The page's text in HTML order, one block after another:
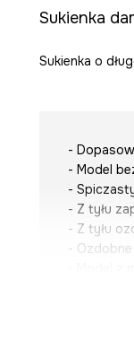
Sukienka
Sukienka o
-
- Model
-
- Z tyłu
- Z tyłu
- Ozdobne